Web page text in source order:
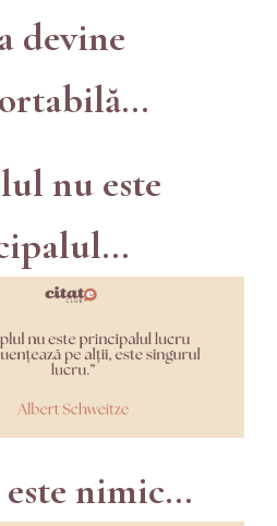
devine
nu este
nimic...